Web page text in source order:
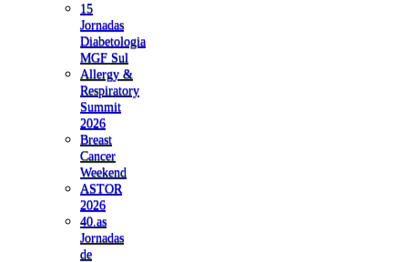
15
Jornadas
Diabetologia
MGF Sul
Allergy &
Respiratory
Summit
2026
Breast
Cancer
Weekend
ASTOR
2026
40.as
Jornadas
de